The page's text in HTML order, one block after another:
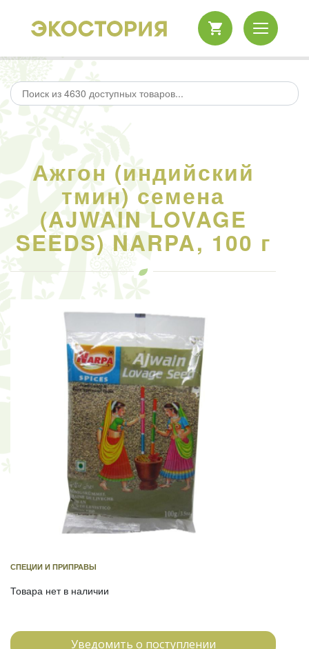
Ажгон (индийский
тмин) семена
(AJWAIN LOVAGE
SEEDS) NARPA, 100 г
СПЕЦИИ И ПРИПРАВЫ
Товара нет в наличии
Уведомить о поступлении